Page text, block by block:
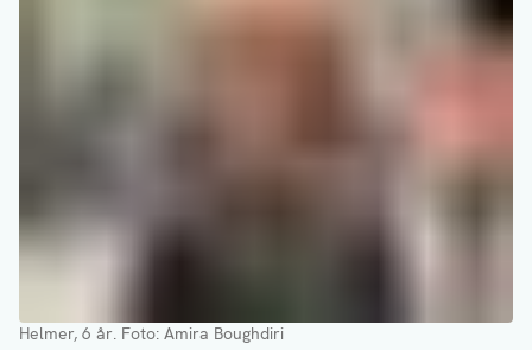
Helmer, 6 år. Foto: Amira Boughdiri